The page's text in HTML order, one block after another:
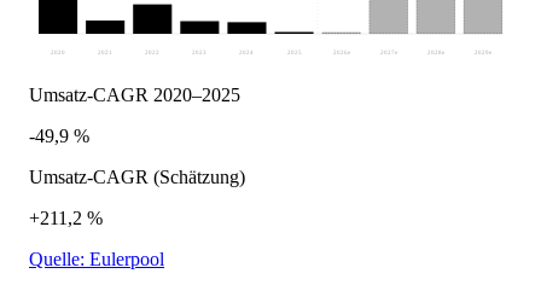
2020 2021 2022 2023 2024 2025 2026 e 2027 e 2028 e 2029 e
Umsatz-CAGR 2020–2025
-49,9 %
Umsatz-CAGR (Schätzung)
+211,2 %
Quelle: Eulerpool